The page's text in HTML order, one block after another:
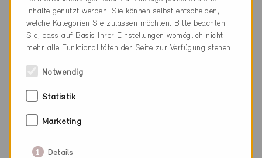
Kanton Aargau
Webseite www.corasin.com/
Inhalte genutzt werden. Sie können selbst entscheiden,
welche Kategorien Sie zulassen möchten. Bitte beachten
Sie, dass auf Basis Ihrer Einstellungen womöglich nicht
mehr alle Funktionalitäten der Seite zur Verfügung stehen.
Notwendig
Statistik
Marketing
Details